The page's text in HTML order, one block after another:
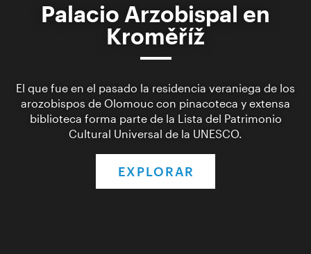
Palacio Arzobispal en
Kroměříž
El que fue en el pasado la residencia veraniega de los
arozobispos de Olomouc con pinacoteca y extensa
biblioteca forma parte de la Lista del Patrimonio
Cultural Universal de la UNESCO.
EXPLORAR